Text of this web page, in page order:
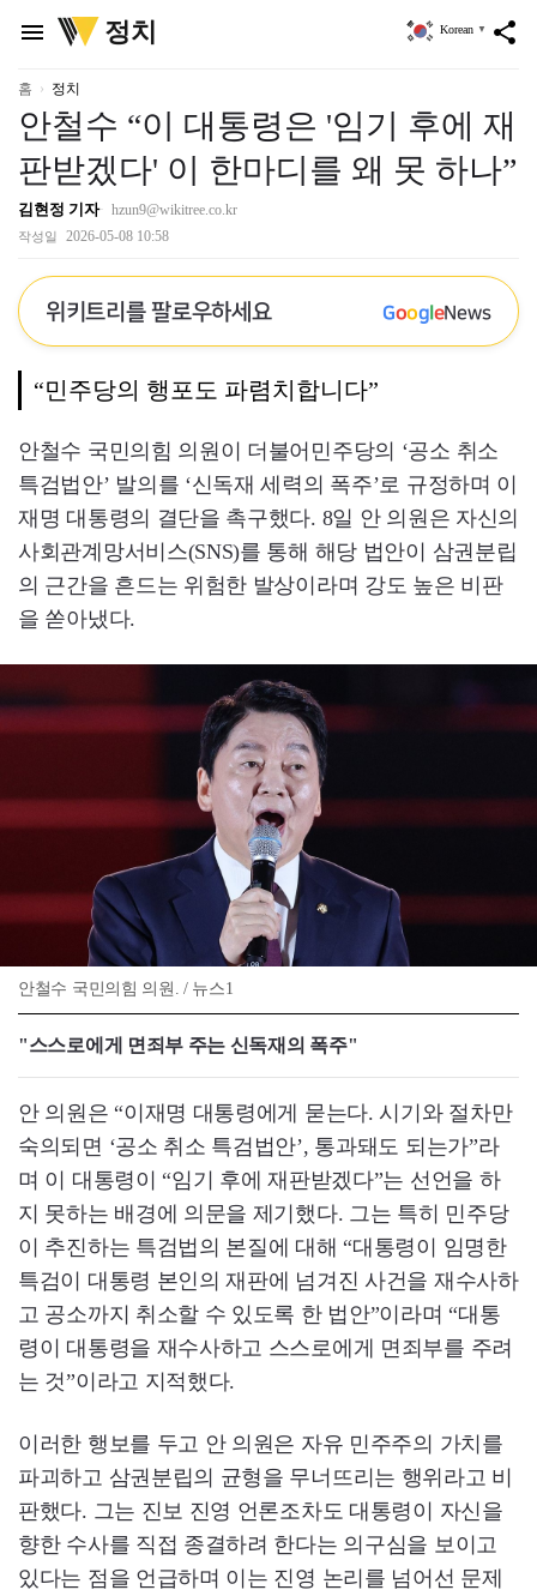
menu
위
키
정치 share
Korean ▼
홈 정치
안철수 “이 대통령은 '임기 후에 재
판받겠다' 이 한마디를 왜 못 하나”
김현정 기자 hzun9@wikitree.co.kr
작성일 2026-05-08 10:58
위키트리를 팔로우하세요 GoogleNews
“민주당의 행포도 파렴치합니다”
안철수 국민의힘 의원이 더불어민주당의 ‘공소 취소
특검법안’ 발의를 ‘신독재 세력의 폭주’로 규정하며 이
재명 대통령의 결단을 촉구했다. 8일 안 의원은 자신의
사회관계망서비스(SNS)를 통해 해당 법안이 삼권분립
의 근간을 흔드는 위험한 발상이라며 강도 높은 비판
을 쏟아냈다.
안철수 국민의힘 의원. / 뉴스1
"스스로에게 면죄부 주는 신독재의 폭주"
안 의원은 “이재명 대통령에게 묻는다. 시기와 절차만
숙의되면 ‘공소 취소 특검법안’, 통과돼도 되는가”라
며 이 대통령이 “임기 후에 재판받겠다”는 선언을 하
지 못하는 배경에 의문을 제기했다. 그는 특히 민주당
이 추진하는 특검법의 본질에 대해 “대통령이 임명한
특검이 대통령 본인의 재판에 넘겨진 사건을 재수사하
고 공소까지 취소할 수 있도록 한 법안”이라며 “대통
령이 대통령을 재수사하고 스스로에게 면죄부를 주려
는 것”이라고 지적했다.
이러한 행보를 두고 안 의원은 자유 민주주의 가치를
파괴하고 삼권분립의 균형을 무너뜨리는 행위라고 비
판했다. 그는 진보 진영 언론조차도 대통령이 자신을
향한 수사를 직접 종결하려 한다는 의구심을 보이고
있다는 점을 언급하며 이는 진영 논리를 넘어선 문제